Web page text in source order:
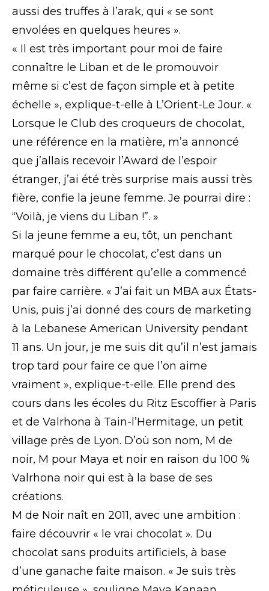
aussi des truffes à l’arak, qui « se sont
envolées en quelques heures ».
« Il est très important pour moi de faire
connaître le Liban et de le promouvoir
même si c’est de façon simple et à petite
échelle », explique-t-elle à L’Orient-Le Jour. «
Lorsque le Club des croqueurs de chocolat,
une référence en la matière, m’a annoncé
que j’allais recevoir l’Award de l’espoir
étranger, j’ai été très surprise mais aussi très
fière, confie la jeune femme. Je pourrai dire :
“Voilà, je viens du Liban !”. »
Si la jeune femme a eu, tôt, un penchant
marqué pour le chocolat, c’est dans un
domaine très différent qu’elle a commencé
par faire carrière. « J’ai fait un MBA aux États-
Unis, puis j’ai donné des cours de marketing
à la Lebanese American University pendant
11 ans. Un jour, je me suis dit qu’il n’est jamais
trop tard pour faire ce que l’on aime
vraiment », explique-t-elle. Elle prend des
cours dans les écoles du Ritz Escoffier à Paris
et de Valrhona à Tain-l’Hermitage, un petit
village près de Lyon. D’où son nom, M de
noir, M pour Maya et noir en raison du 100 %
Valrhona noir qui est à la base de ses
créations.
M de Noir naît en 2011, avec une ambition :
faire découvrir « le vrai chocolat ». Du
chocolat sans produits artificiels, à base
d’une ganache faite maison. « Je suis très